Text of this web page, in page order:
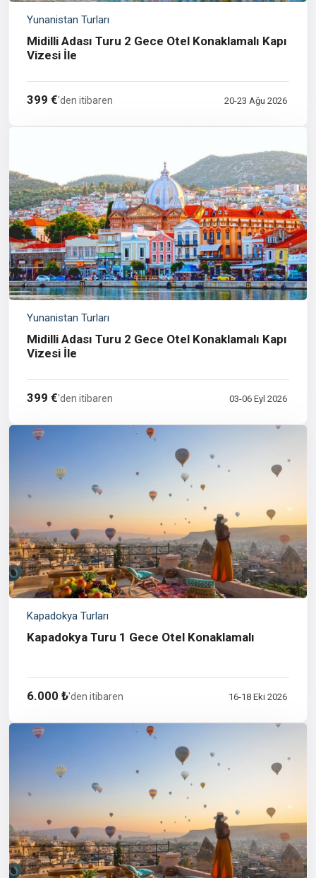
Yunanistan Turları
Midilli Adası Turu 2 Gece Otel Konaklamalı Kapı
Vizesi İle
399 €'den itibaren 20-23 Ağu 2026
Yunanistan Turları
Midilli Adası Turu 2 Gece Otel Konaklamalı Kapı
Vizesi İle
399 €'den itibaren 03-06 Eyl 2026
Kapadokya Turları
Kapadokya Turu 1 Gece Otel Konaklamalı
6.000 ₺'den itibaren 16-18 Eki 2026